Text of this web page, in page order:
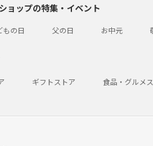
ョップの特集・イベント
もの日 父の日 お中元
ギフトストア 食品・グルメ